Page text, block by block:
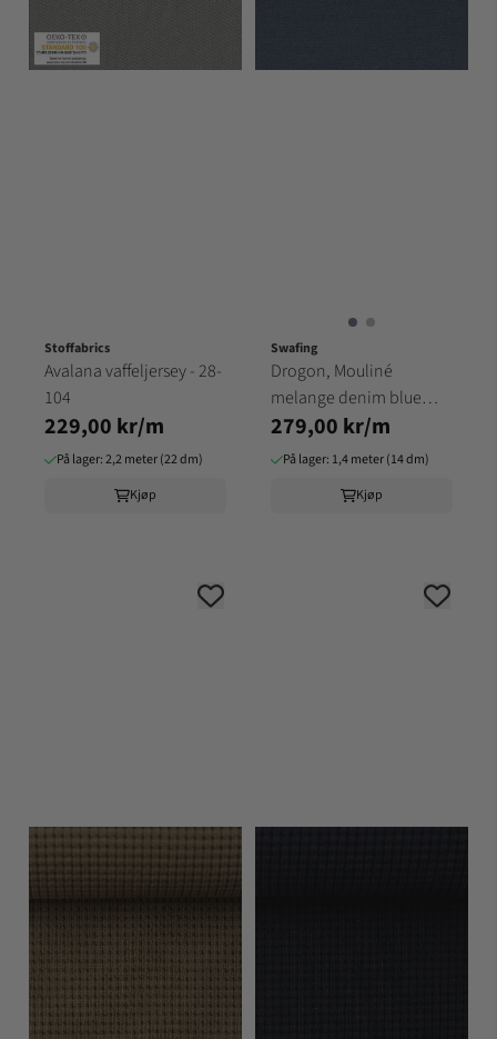
Stoffabrics
Avalana vaffeljersey - 28-
104
229,00 kr/m
På lager: 2,2 meter (22 dm)
Kjøp
Swafing
Drogon, Mouliné
melange denim blue
001744
279,00 kr/m
På lager: 1,4 meter (14 dm)
Kjøp